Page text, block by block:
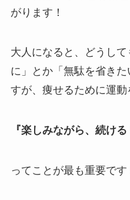
がります！
大人になると、どうし
に」とか「無駄を省き
すが、痩せるために運動
『楽しみながら、続ける
ってことが最も重要です